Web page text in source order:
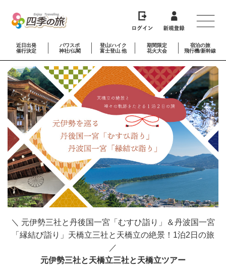
近日出発
催行決定
パワスポ
神社/仏閣
登山/ハイク
富士登山.他
期間限定
花火大会
宿泊の旅
飛行機/新幹線
＼ 元伊勢三社と丹後国一宮「むすひ詣り」＆丹波国一宮
「縁結び詣り」天橋立三社と天橋立の絶景！1泊2日の旅
／
元伊勢三社と天橋立三社と天橋立ツアー